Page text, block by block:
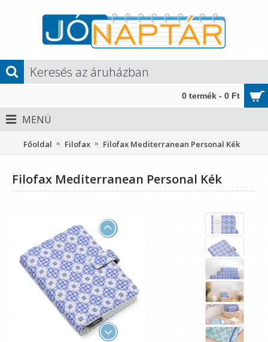
0 termék - 0 Ft
MENÜ
Főoldal Filofax Filofax Mediterranean Personal Kék
Filofax Mediterranean Personal Kék